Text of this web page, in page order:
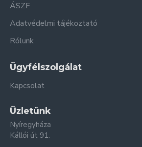
ÁSZF
Adatvédelmi tájékoztató
Rólunk
Ügyfélszolgálat
Kapcsolat
Üzletünk
Nyíregyháza
Kállói út 91.